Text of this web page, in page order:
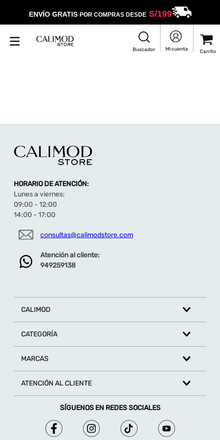
ENVÍO GRATIS POR COMPRAS DESDES/199
HORARIO DE ATENCIÓN:
Lunes a viernes:
09:00 - 12:00
14:00 - 17:00
consultas@calimodstore.com
Atención al cliente:
949259138
CALIMOD
CATEGORÍA
MARCAS
ATENCIÓN AL CLIENTE
SÍGUENOS EN REDES SOCIALES